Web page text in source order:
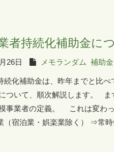
者持続化補助金
26日 メモランダム 補助
続化補助金は、昨年までと比
ついて、順次解説します。
事業者の定義。 これは変
（宿泊業・娯楽業除く） ⇒常時